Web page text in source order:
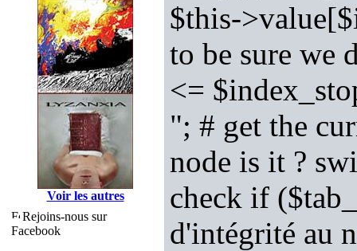
Voir les autres
Rejoins-nous sur
Facebook
$this-
to be sure we
<=
"; # get the
node is it ?
check if
d'intégrité au